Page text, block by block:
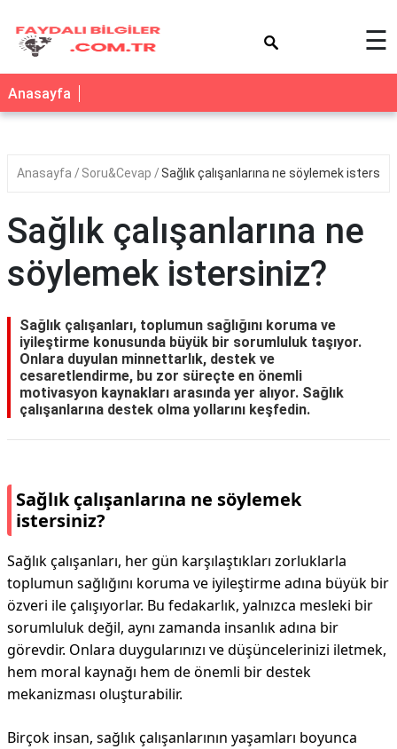
☰
Anasayfa
Anasayfa Soru&Cevap Sağlık çalışanlarına ne söylemek
Sağlık çalışanlarına ne
söylemek istersiniz?
Sağlık çalışanları, toplumun sağlığını koruma ve
iyileştirme konusunda büyük bir sorumluluk taşıyor.
Onlara duyulan minnettarlık, destek ve
cesaretlendirme, bu zor süreçte en önemli
motivasyon kaynakları arasında yer alıyor. Sağlık
çalışanlarına destek olma yollarını keşfedin.
Sağlık çalışanlarına ne söylemek
istersiniz?
Sağlık çalışanları, her gün karşılaştıkları zorluklarla
toplumun sağlığını koruma ve iyileştirme adına büyük bir
özveri ile çalışıyorlar. Bu fedakarlık, yalnızca mesleki bir
sorumluluk değil, aynı zamanda insanlık adına bir
görevdir. Onlara duygularınızı ve düşüncelerinizi iletmek,
hem moral kaynağı hem de önemli bir destek
mekanizması oluşturabilir.
Birçok insan, sağlık çalışanlarının yaşamları boyunca